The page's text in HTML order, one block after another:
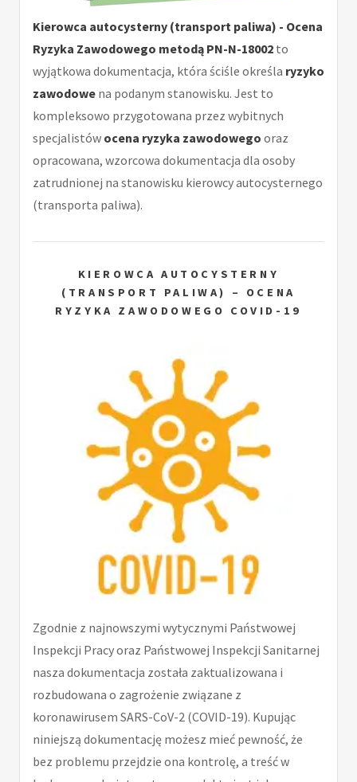
Kierowca autocysterny (transport paliwa) - Ocena
Ryzyka Zawodowego metodą PN-N-18002 to
wyjątkowa dokumentacja, która ściśle określa ryzyko
zawodowe na podanym stanowisku. Jest to
kompleksowo przygotowana przez wybitnych
specjalistów ocena ryzyka zawodowego oraz
opracowana, wzorcowa dokumentacja dla osoby
zatrudnionej na stanowisku kierowcy autocysternego
(transporta paliwa).
KIEROWCA AUTOCYSTERNY
(TRANSPORT PALIWA) – OCENA
RYZYKA ZAWODOWEGO COVID-19
Zgodnie z najnowszymi wytycznymi Państwowej
Inspekcji Pracy oraz Państwowej Inspekcji Sanitarnej
nasza dokumentacja została zaktualizowana i
rozbudowana o zagrożenie związane z
koronawirusem SARS-CoV-2 (COVID-19). Kupując
niniejszą dokumentację możesz mieć pewność, że
bez problemu przejdzie ona kontrolę, a treść w